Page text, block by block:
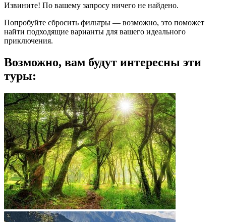
Извините! По вашему запросу ничего не найдено.
Попробуйте сбросить фильтры — возможно, это поможет
найти подходящие варианты для вашего идеального
приключения.
Возможно, вам будут интересны эти
туры: